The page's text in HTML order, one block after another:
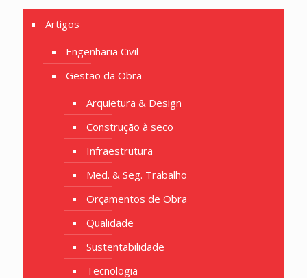
Artigos
Engenharia Civil
Gestão da Obra
Arquietura & Design
Construção à seco
Infraestrutura
Med. & Seg. Trabalho
Orçamentos de Obra
Qualidade
Sustentabilidade
Tecnologia